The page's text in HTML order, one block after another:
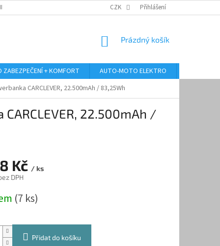
OSOBNÍCH ÚDAJŮ ODSTOUPENÍ OD KUPNÍ SMLOUVY
CZK Přihlášení
NÁKUPNÍ
Prázdný košík
ZABEZPEČENÍ + KOMFORT AUTO-MOTO ELEKTRO
CARCLEVER, 22.500mAh / 83,25Wh
22.500mAh /
Kč / ks
DPH
(7 ks)
Přidat do košíku